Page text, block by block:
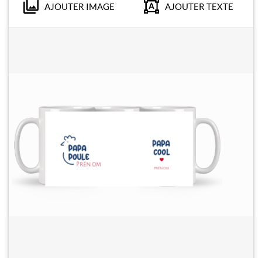
AJOUTER IMAGE AJOUTER TEXTE